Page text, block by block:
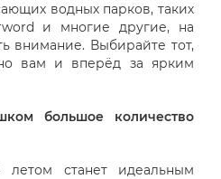
водных парков, таких
и многие другие, на
внимание. Выбирайте тот,
вам и вперёд за ярким
большое количество
станет идеальным